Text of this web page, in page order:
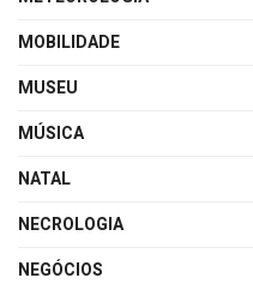
MOBILIDADE
MUSEU
MÚSICA
NATAL
NECROLOGIA
NEGÓCIOS